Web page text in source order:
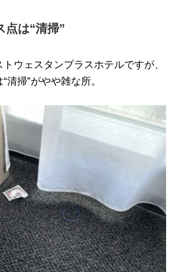
点は“清掃”
ウェスタンプラスホテルですが、
清掃”がやや雑な所。